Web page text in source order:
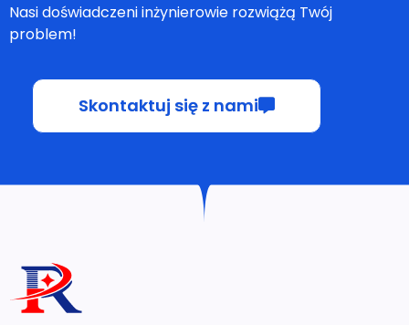
Nasi doświadczeni inżynierowie rozwiążą Twój
problem!
Skontaktuj się z nami